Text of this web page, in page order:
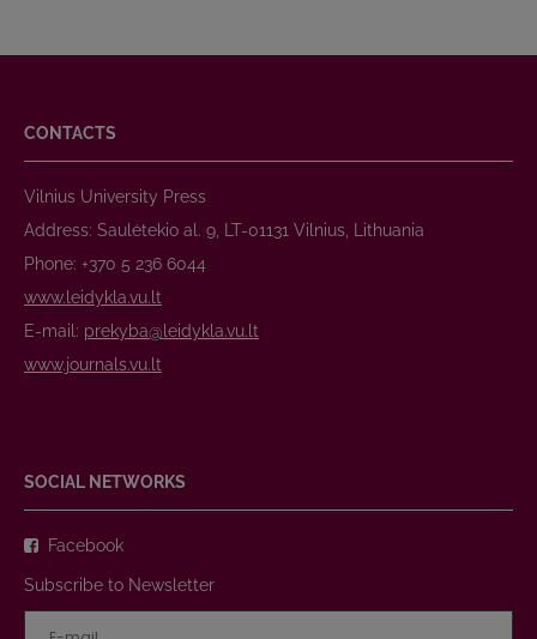
CONTACTS
Vilnius University Press
Address: Saulėtekio al. 9, LT-01131 Vilnius, Lithuania
Phone: +370 5 236 6044
www.leidykla.vu.lt
E-mail: prekyba@leidykla.vu.lt
www.journals.vu.lt
SOCIAL NETWORKS
Facebook
Subscribe to Newsletter